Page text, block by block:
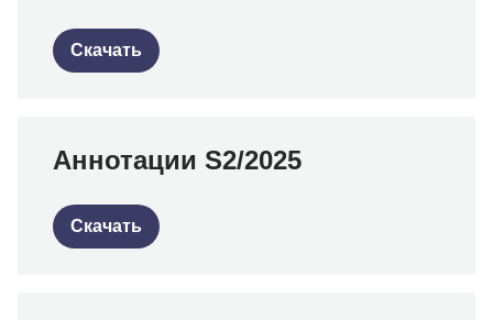
Скачать
Аннотации S2/2025
Скачать